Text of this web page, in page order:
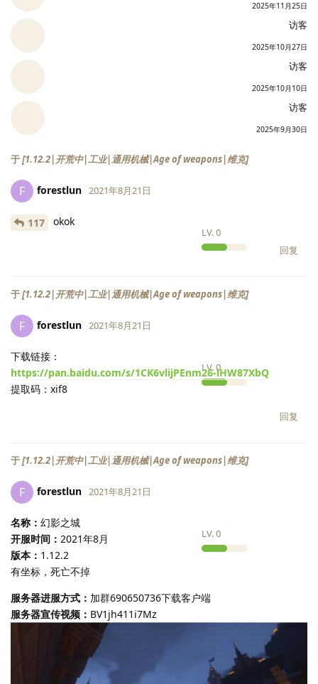
2025年11月25日
访客
2025年10月27日
访客
2025年10月10日
访客
2025年9月30日
于[1.12.2|开荒中|工业|通用机械|Age of weapons|维克]
F forestlun
LV.0
2021年8月21日
117 okok
回复
于[1.12.2|开荒中|工业|通用机械|Age of weapons|维克]
F forestlun
LV.0
2021年8月21日
下载链接：
https://pan.baidu.com/s/1CK6vlijPEnm26-iHW87XbQ
提取码：xif8
回复
于[1.12.2|开荒中|工业|通用机械|Age of weapons|维克]
F forestlun
LV.0
2021年8月21日
名称： 幻影之城
开服时间： 2021年8月
版本： 1.12.2
有坐标，死亡不掉
服务器进服方式： 加群690650736下载客户端
服务器宣传视频： BV1jh411i7Mz